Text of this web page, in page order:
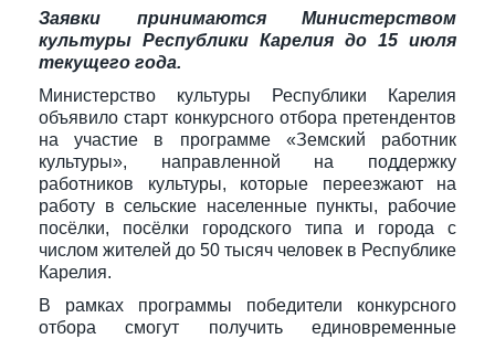
Заявки принимаются Министерством
культуры Республики Карелия до 15 июля
текущего года.
Министерство культуры Республики Карелия
объявило старт конкурсного отбора претендентов
на участие в программе «Земский работник
культуры», направленной на поддержку
работников культуры, которые переезжают на
работу в сельские населенные пункты, рабочие
посёлки, посёлки городского типа и города с
числом жителей до 50 тысяч человек в Республике
Карелия.
В рамках программы победители конкурсного
отбора смогут получить единовременные